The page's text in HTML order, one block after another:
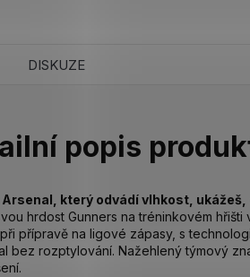
DISKUZE
popis
který odvádí vlhkost, ukážeš,
hrdost Gunners na tréninkovém hřišti
přípravě na ligové zápasy, s
bez rozptylování. Nažehlený týmový